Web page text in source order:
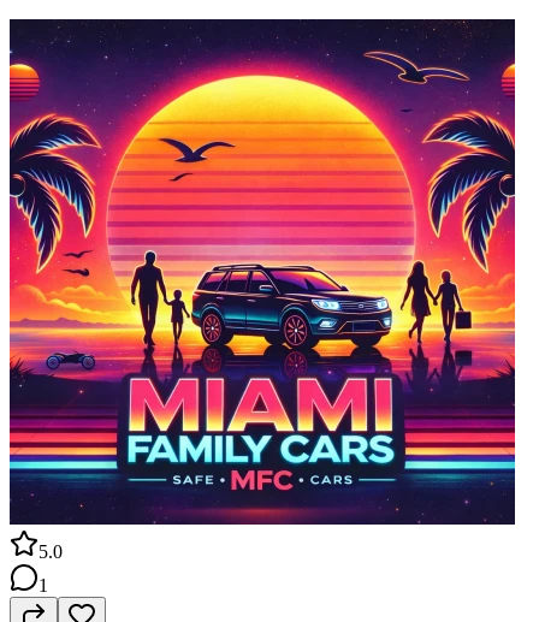
5.0
1